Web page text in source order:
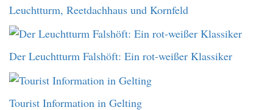
Leuchtturm, Reetdachhaus und Kornfeld
Der Leuchtturm Falshöft: Ein rot-weißer Klassiker
Tourist Information in Gelting